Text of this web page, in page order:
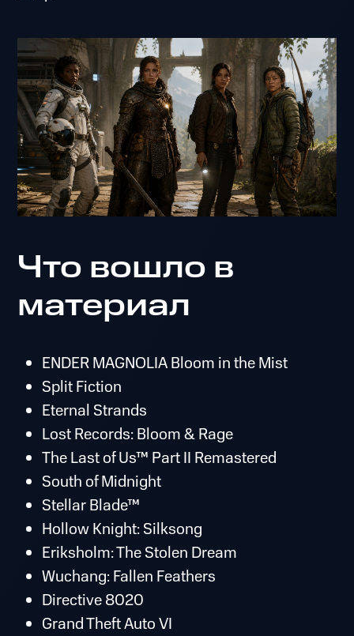
Что вошло в
материал
ENDER MAGNOLIA Bloom in the Mist
Split Fiction
Eternal Strands
Lost Records: Bloom & Rage
The Last of Us™ Part II Remastered
South of Midnight
Stellar Blade™
Hollow Knight: Silksong
Eriksholm: The Stolen Dream
Wuchang: Fallen Feathers
Directive 8020
Grand Theft Auto VI